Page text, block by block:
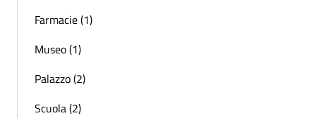
Farmacie (1)
Museo (1)
Palazzo (2)
Scuola (2)